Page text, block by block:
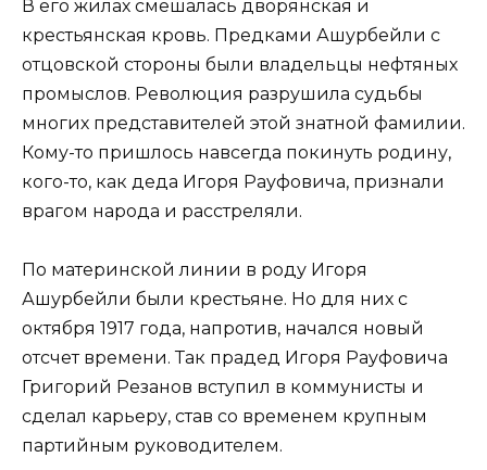
В его жилах смешалась дворянская и
крестьянская кровь. Предками Ашурбейли с
отцовской стороны были владельцы нефтяных
промыслов. Революция разрушила судьбы
многих представителей этой знатной фамилии.
Кому-то пришлось навсегда покинуть родину,
кого-то, как деда Игоря Рауфовича, признали
врагом народа и расстреляли.
По материнской линии в роду Игоря
Ашурбейли были крестьяне. Но для них с
октября 1917 года, напротив, начался новый
отсчет времени. Так прадед Игоря Рауфовича
Григорий Резанов вступил в коммунисты и
сделал карьеру, став со временем крупным
партийным руководителем.